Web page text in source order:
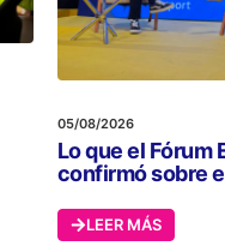
05/08/2026
Lo que el Fórum
confirmó sobre
LEER MÁS